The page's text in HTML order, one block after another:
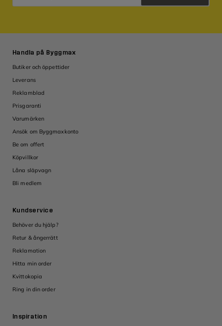
Handla på Byggmax
Butiker och öppettider
Leverans
Reklamblad
Prisgaranti
Varumärken
Ansök om Byggmaxkonto
Be om offert
Köpvillkor
Låna släpvagn
Bli medlem
Kundservice
Behöver du hjälp?
Retur & ångerrätt
Reklamation
Hitta min order
Kvittokopia
Ring in din order
Inspiration